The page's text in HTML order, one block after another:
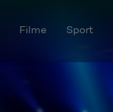
Filme Sport